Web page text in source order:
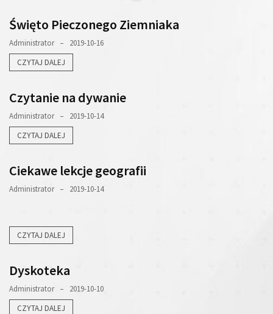
Święto Pieczonego Ziemniaka
Administrator
2019-10-16
CZYTAJ DALEJ
Czytanie na dywanie
Administrator
2019-10-14
CZYTAJ DALEJ
Ciekawe lekcje geografii
Administrator 2019-10-14
CZYTAJ DALEJ
Dyskoteka
Administrator
2019-10-10
CZYTAJ DALEJ